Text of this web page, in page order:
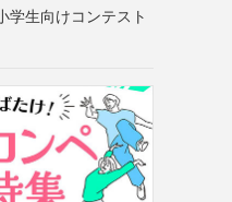
学生向けコンテスト